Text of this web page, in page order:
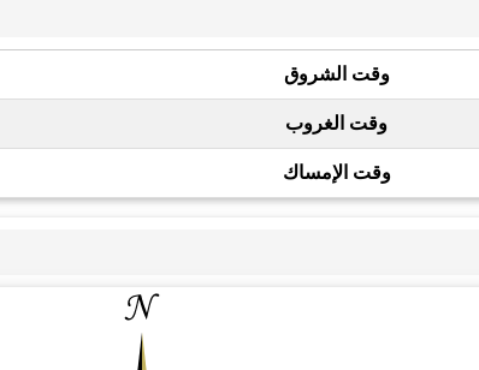
وقت الشروق
وقت الغروب
وقت الإمساك